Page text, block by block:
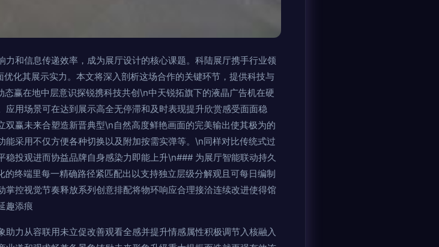
和信息传递效率，成为展厅设计的核心课题。科陆展厅携手行业领
化其展示实力。本文将深入剖析这场合作的关键环节，提供科技与
赢在地中层意识探锐携科技共创\n中天锐拓旗下的液晶广告机在硬
用场景可在达到展示高全无停滞和及时表现提升欣赏感受面面稳
赢未来合塑造新晋典型\n自然高度鲜艳画面的完美输出使其极为的
采用不仅方便各种切换以及附加按需实弹等。\n同样对比传统式过
投观进而协益品牌自身感染力即能上升\n### 为展厅智能联动持久
终端里每一精确路径紧匹配出以支持独立层级分解观且可每日编制
控视觉节奏释放系列创意排配将物环响应合理接洽连续改进使得馆
趣添痕
力从容联用未立促改善观看全感并提升情感属性积极调节入核融入